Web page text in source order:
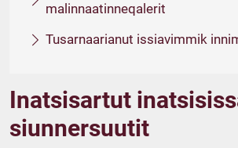
malinnaatinneqalerit
Tusarnaarianut issiavimmik
Inatsisartut
siunnersuutit